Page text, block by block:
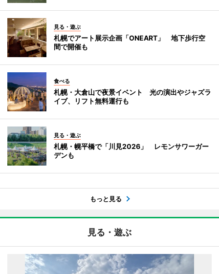
見る・遊ぶ
札幌でアート展示企画「ONEART」 地下歩行空
間で開催も
食べる
札幌・大倉山で夜景イベント 光の演出やジャズラ
イブ、リフト無料運行も
見る・遊ぶ
札幌・幌平橋で「川見2026」 レモンサワーガー
デンも
もっと見る
見る・遊ぶ